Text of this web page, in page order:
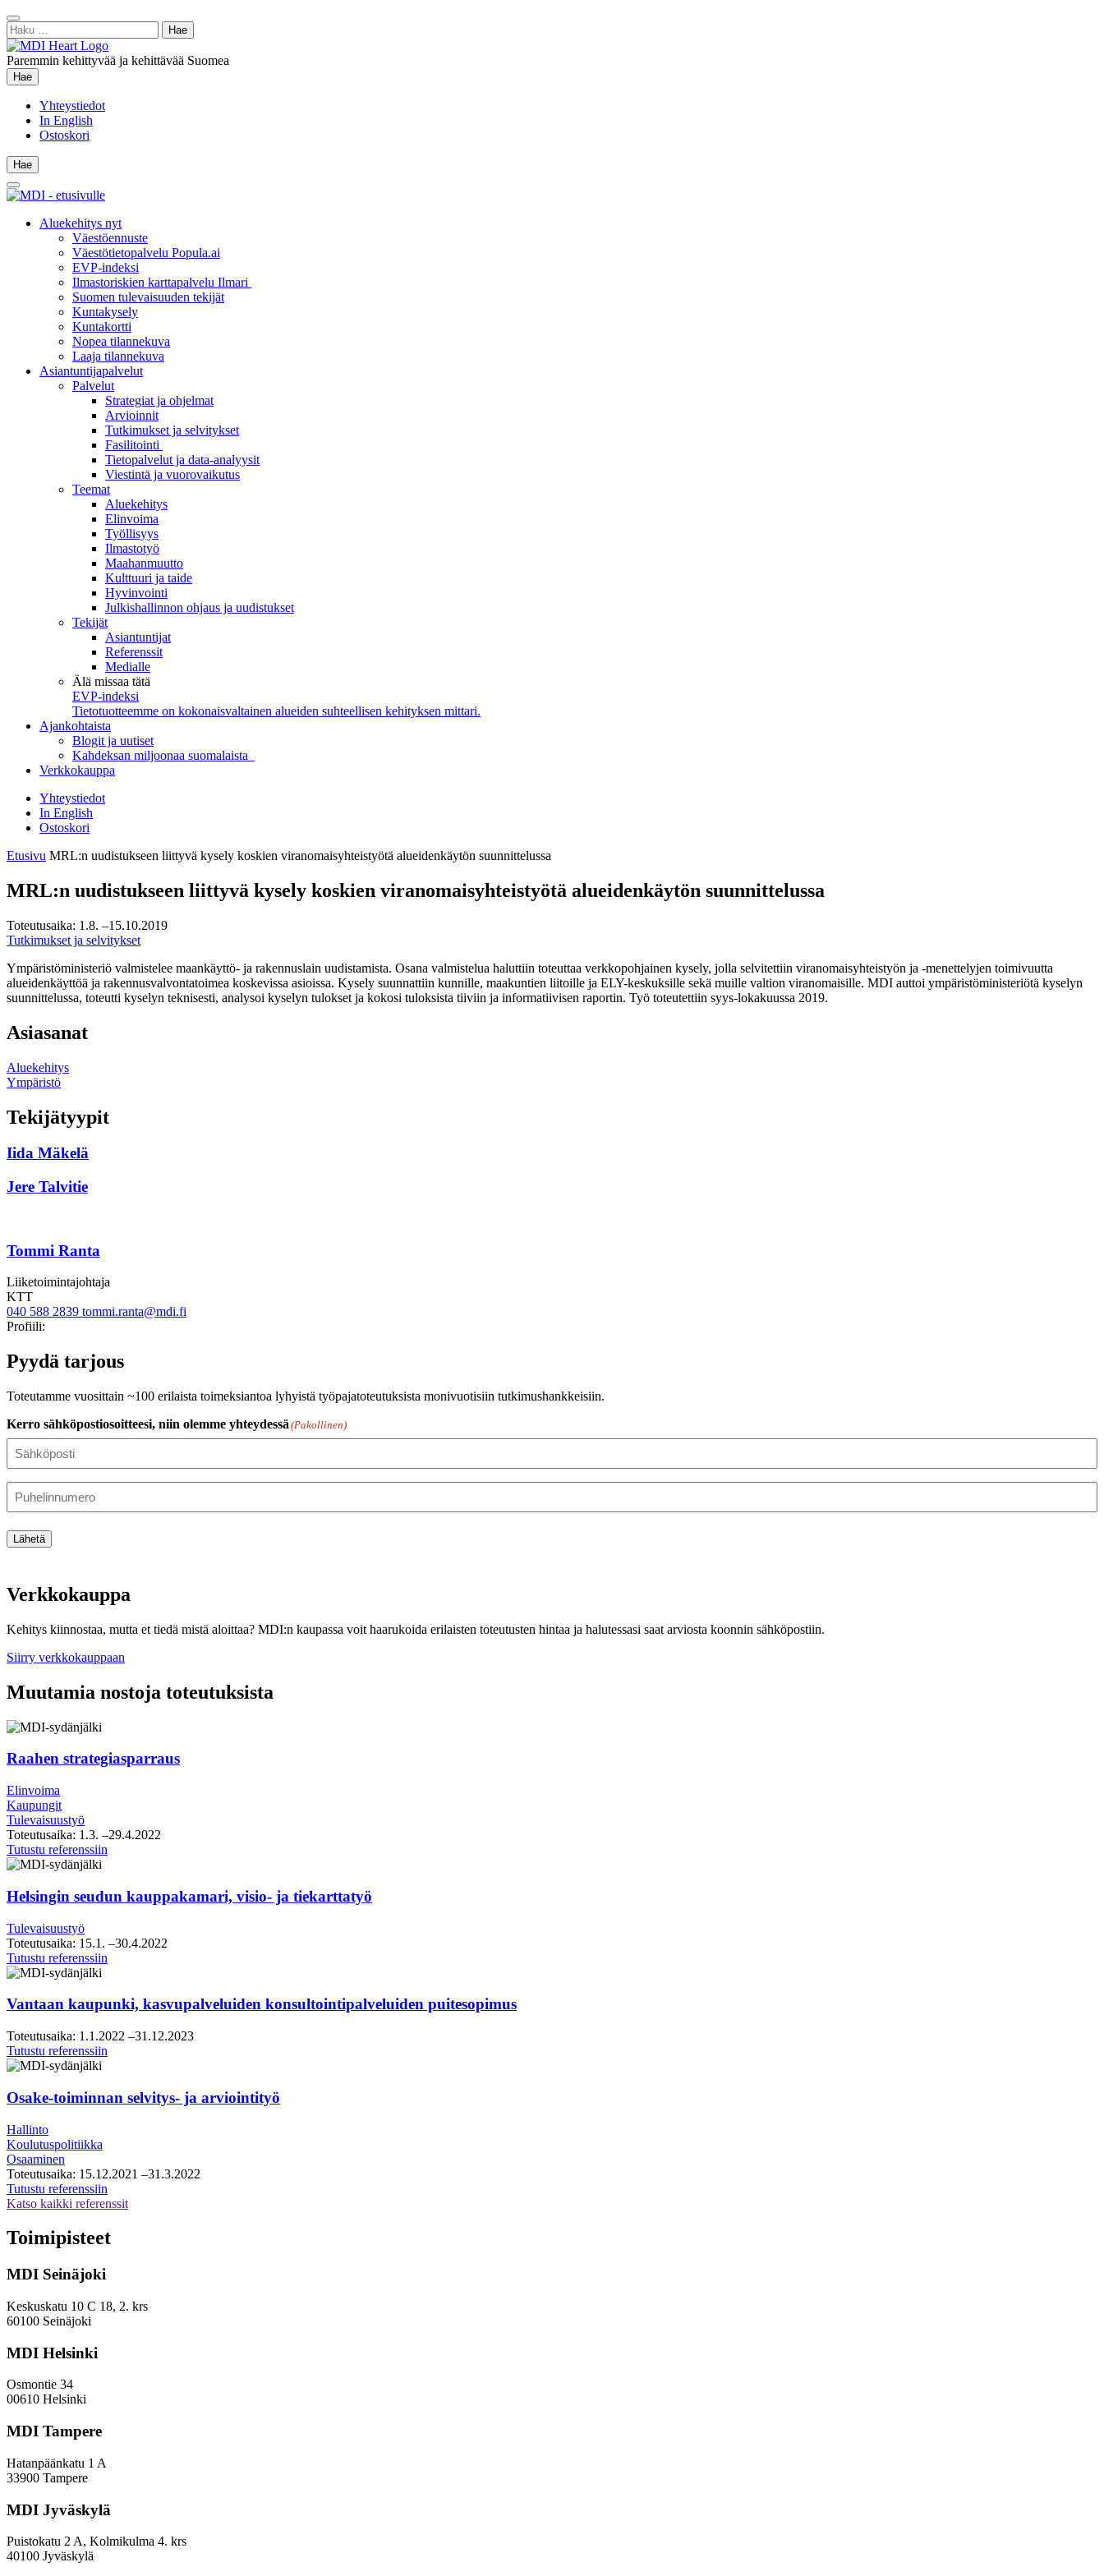
Siirry
sisältöön
Sulje
hae
Haku:
Paremmin kehittyvää ja kehittävää Suomea
Hae
Hae
Yhteystiedot
In English
Ostoskori
Hae
Hae
Main
Menu
Aluekehitys nyt
Väestöennuste
Väestötietopalvelu Popula.ai
EVP-indeksi
Ilmastoriskien karttapalvelu Ilmari
Suomen tulevaisuuden tekijät
Kuntakysely
Kuntakortti
Nopea tilannekuva
Laaja tilannekuva
Asiantuntijapalvelut
Palvelut
Strategiat ja ohjelmat
Arvioinnit
Tutkimukset ja selvitykset
Fasilitointi
Tietopalvelut ja data-analyysit
Viestintä ja vuorovaikutus
Teemat
Aluekehitys
Elinvoima
Työllisyys
Ilmastotyö
Maahanmuutto
Kulttuuri ja taide
Hyvinvointi
Julkishallinnon ohjaus ja uudistukset
Tekijät
Asiantuntijat
Referenssit
Medialle
Älä missaa tätä
EVP-indeksi
Tietotuotteemme on kokonaisvaltainen alueiden suhteellisen kehityksen mittari.
Ajankohtaista
Blogit ja uutiset
Kahdeksan miljoonaa suomalaista
Verkkokauppa
Yhteystiedot
In English
Ostoskori
Etusivu MRL:n uudistukseen liittyvä kysely koskien viranomaisyhteistyötä alueidenkäytön suunnittelussa
MRL:n uudistukseen liittyvä kysely koskien viranomaisyhteistyötä alueidenkäytön suunnittelussa
Toteutusaika: 1.8. –15.10.2019
Tutkimukset ja selvitykset
Ympäristöministeriö valmistelee maankäyttö- ja rakennuslain uudistamista. Osana valmistelua haluttiin toteuttaa verkkopohjainen kysely, jolla selvitettiin viranomaisyhteistyön ja -menettelyjen toimivuutta
alueidenkäyttöä ja rakennusvalvontatoimea koskevissa asioissa. Kysely suunnattiin kunnille, maakuntien liitoille ja ELY-keskuksille sekä muille valtion viranomaisille. MDI auttoi ympäristöministeriötä kyselyn
suunnittelussa, toteutti kyselyn teknisesti, analysoi kyselyn tulokset ja kokosi tuloksista tiiviin ja informatiivisen raportin. Työ toteutettiin syys-lokakuussa 2019.
Asiasanat
Aluekehitys
Ympäristö
Tekijätyypit
Iida Mäkelä
Jere Talvitie
Tommi Ranta
Liiketoimintajohtaja
KTT
040 588 2839 tommi.ranta@mdi.fi
Profiili:
Pyydä tarjous
Toteutamme vuosittain ~100 erilaista toimeksiantoa lyhyistä työpajatoteutuksista monivuotisiin tutkimushankkeisiin.
Kerro sähköpostiosoitteesi, niin olemme yhteydessä (Pakollinen)
Lähetä
Verkkokauppa
Kehitys kiinnostaa, mutta et tiedä mistä aloittaa? MDI:n kaupassa voit haarukoida erilaisten toteutusten hintaa ja halutessasi saat arviosta koonnin sähköpostiin.
Siirry verkkokauppaan
Muutamia nostoja toteutuksista
Raahen strategiasparraus
Elinvoima
Kaupungit
Tulevaisuustyö
Toteutusaika: 1.3. –29.4.2022
Tutustu referenssiin
Helsingin seudun kauppakamari, visio- ja tiekarttatyö
Tulevaisuustyö
Toteutusaika: 15.1. –30.4.2022
Tutustu referenssiin
visio-
tiekarttatyö
Vantaan kaupunki, kasvupalveluiden konsultointipalveluiden puitesopimus
Toteutusaika: 1.1.2022 –31.12.2023
Tutustu referenssiin
konsultointipalveluiden
puitesopimus
Osake-toiminnan selvitys- ja arviointityö
Hallinto
Koulutuspolitiikka
Osaaminen
Toteutusaika: 15.12.2021 –31.3.2022
Tutustu referenssiin
toiminnan
ja
arviointityö
Katso kaikki referenssit
Toimipisteet
MDI Seinäjoki
Keskuskatu 10 C 18, 2. krs
60100 Seinäjoki
MDI Helsinki
Osmontie 34
00610 Helsinki
MDI Tampere
Hatanpäänkatu 1 A
33900 Tampere
MDI Jyväskylä
Puistokatu 2 A, Kolmikulma 4. krs
40100 Jyväskylä